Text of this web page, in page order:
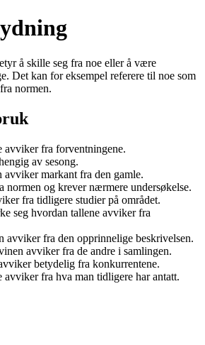
å skille seg fra noe eller å være
Det kan for eksempel referere til noe som
normen.
avviker fra forventningene.
av sesong.
markant fra den gamle.
normen og krever nærmere undersøkelse.
fra tidligere studier på området.
seg hvordan tallene avviker fra
avviker fra den opprinnelige beskrivelsen.
avviker fra de andre i samlingen.
betydelig fra konkurrentene.
avviker fra hva man tidligere har antatt.